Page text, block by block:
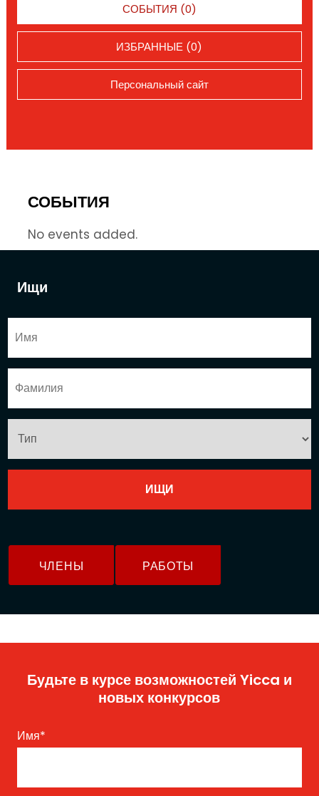
Ищи
ЧЛЕНЫ РАБОТЫ
СОБЫТИЯ (0)
ИЗБРАННЫЕ (0)
Персональный сайт
СОБЫТИЯ
No events added.
Будьте в курсе возможностей Yicca и
новых конкурсов
Имя*